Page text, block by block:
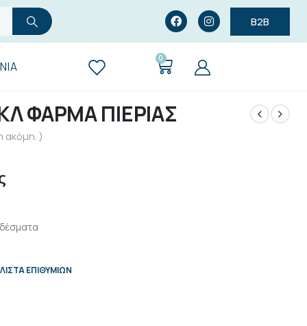
B2B
0
ΦΑΡΜΑ ΠΙΕΡΙΑΣ
ακόμη. )
ΕΠΙΘΥΜΙΏΝ